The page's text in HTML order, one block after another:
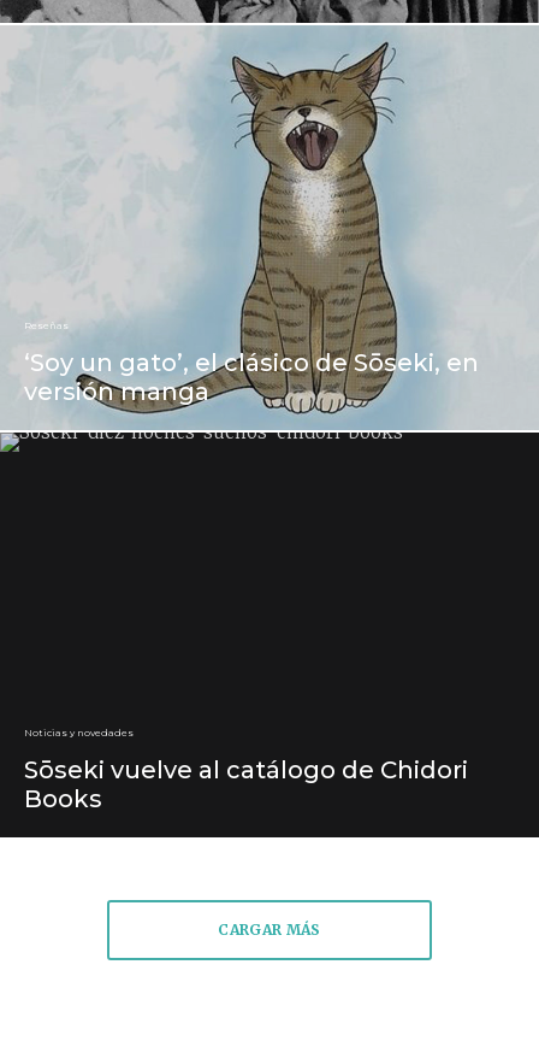
Reseñas
‘Soy un gato’, el clásico de Sōseki, en
versión manga
Noticias y novedades
Sōseki vuelve al catálogo de Chidori
Books
CARGAR MÁS